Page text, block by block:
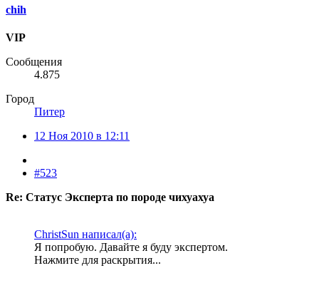
chih
VIP
Сообщения
4.875
Город
Питер
12 Ноя 2010 в 12:11
#523
Re: Статус Эксперта по породе чихуахуа
ChristSun написал(а):
Я попробую. Давайте я буду экспертом.
Нажмите для раскрытия...